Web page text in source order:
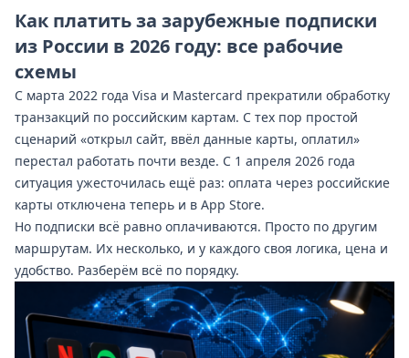
Как платить за зарубежные подписки
из России в 2026 году: все рабочие
схемы
С марта 2022 года Visa и Mastercard прекратили обработку
транзакций по российским картам. С тех пор простой
сценарий «открыл сайт, ввёл данные карты, оплатил»
перестал работать почти везде. С 1 апреля 2026 года
ситуация ужесточилась ещё раз: оплата через российские
карты отключена теперь и в App Store.
Но подписки всё равно оплачиваются. Просто по другим
маршрутам. Их несколько, и у каждого своя логика, цена и
удобство. Разберём всё по порядку.